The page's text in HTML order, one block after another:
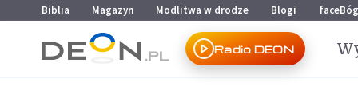
Przejdź do menu głównego
Przejdź do treści
Biblia Magazyn Modlitwa w drodze Blogi faceBóg
Radio DEON